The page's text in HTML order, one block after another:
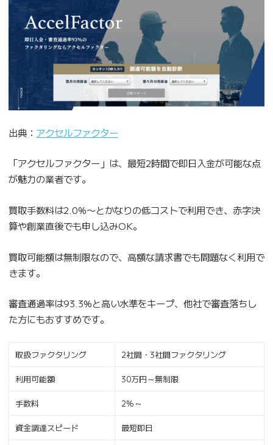
出典： アクセルファクター
「アクセルファクター」は、最短2時間で即日入金が可能な点
が魅力の業者です。
買取手数料は2.0%〜とかなりの低コストで利用でき、赤字決
算や創業直後でも申し込みOK。
買取可能額は無制限なので、高額な請求書でも問題なく利用で
きます。
審査通過率は93.3%と高い水準をキープ、他社で審査落ちし
た方にもおすすめです。
取扱ファクタリング 2社間・3社間ファクタリング
利用可能額 30万円～無制限
手数料 2%～
資金調達スピード 最短即日